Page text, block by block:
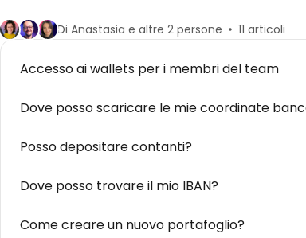
Di Anastasia e altre 2 persone 11 articoli
Accesso ai wallets per i membri del team
Dove posso scaricare le mie coordinate
Posso depositare contanti?
Dove posso trovare il mio IBAN?
Come creare un nuovo portafoglio?